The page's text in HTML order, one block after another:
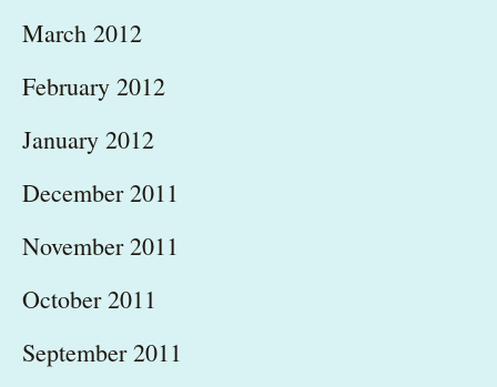
March 2012
February 2012
January 2012
December 2011
November 2011
October 2011
September 2011